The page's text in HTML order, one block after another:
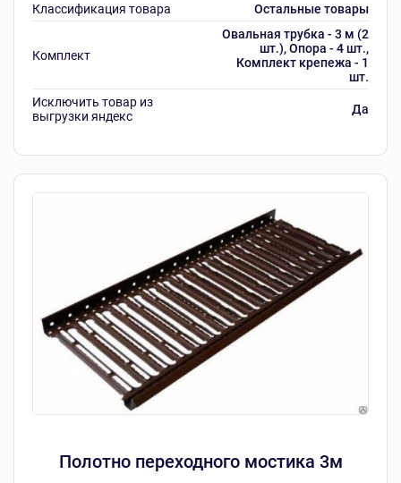
Классификация товара
Остальные товары
Комплект
Овальная трубка - 3 м (2
шт.), Опора - 4 шт.,
Комплект крепежа - 1
шт.
Исключить товар из
выгрузки яндекс
Да
Полотно переходного мостика 3м